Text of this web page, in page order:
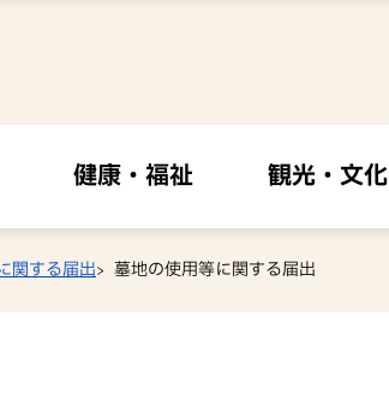
健康・福祉 観光・文化
関する届出 墓地の使用等に関する届出